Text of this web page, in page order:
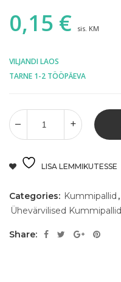
0,15 € sis. KM
VILJANDI LAOS
TARNE 1-2 TÖÖPÄEVA
LISA LEMMIKUTESSE
Categories: Kummipallid ,
Ühevärvilised Kummipallid
Share: